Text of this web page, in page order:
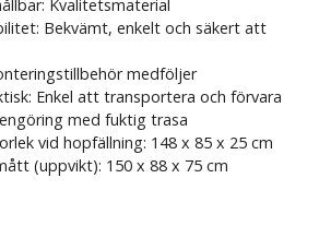
Kvalitetsmaterial
Bekvämt, enkelt och säkert att
medföljer
Enkel att transportera och förvara
med fuktig trasa
vid hopfällning: 148 x 85 x 25 cm
(uppvikt): 150 x 88 x 75 cm